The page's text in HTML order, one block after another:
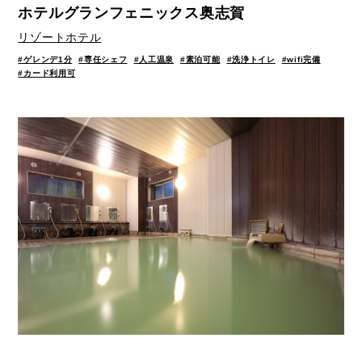
ホテルグランフェニックス奥志賀
リゾートホテル
#ゲレンデ1分 #専任シェフ #人工温泉 #素泊可能 #洗浄トイレ
#wifi完備
#カード利用可